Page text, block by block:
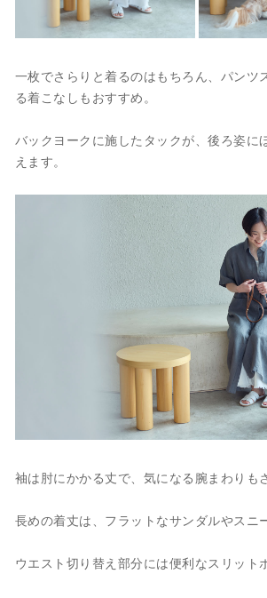
一枚でさらりと着るのはもちろん、パンツ
る着こなしもおすすめ。
バックヨークに施したタックが、後ろ姿に
えます。
袖は肘にかかる丈で、気になる腕まわりも
長めの着丈は、フラットなサンダルやスニ
ウエスト切り替え部分には便利なスリット